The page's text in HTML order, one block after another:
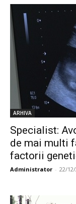
ARHIVA
Specialist:
de mai multi
factorii
Administrator - 22/